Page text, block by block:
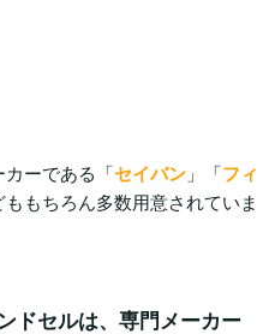
ーである「セイバン 」「フィ
ももちろん多数用意されていま
ドセルは、専門メーカー